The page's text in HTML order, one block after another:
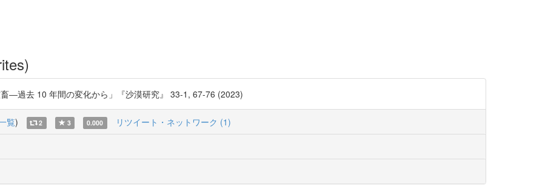
―過去 10 年間の変化から」『沙漠研究』 33-1, 67-76 (2023)
覧) 2 3 0.000 リツイート・ネットワーク (1)